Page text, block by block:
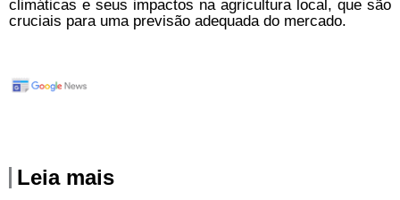
climáticas e seus impactos na agricultura local, que são
cruciais para uma previsão adequada do mercado.
Leia mais